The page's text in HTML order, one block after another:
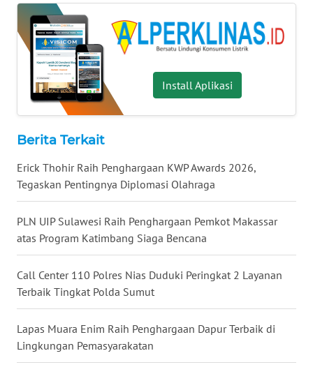
Install Aplikasi
Berita Terkait
Erick Thohir Raih Penghargaan KWP Awards 2026,
Tegaskan Pentingnya Diplomasi Olahraga
PLN UIP Sulawesi Raih Penghargaan Pemkot Makassar
atas Program Katimbang Siaga Bencana
Call Center 110 Polres Nias Duduki Peringkat 2 Layanan
Terbaik Tingkat Polda Sumut
Lapas Muara Enim Raih Penghargaan Dapur Terbaik di
Lingkungan Pemasyarakatan
WN
KALTARA
WN
KALSEL
WN
GORONTALO
SULUT
MALUKU